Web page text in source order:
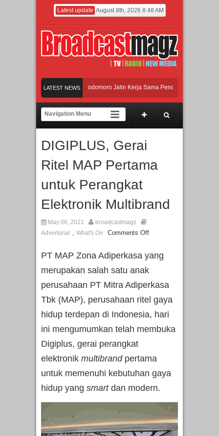
Latest update August 8th, 2026 8:48 AM
LATEST NEWS
UI dan Universitas Agung Podomoro Jalin Kerja Sama Pendidikan dan Riset
Meramaikan Jakarta dengan Ribuan Mainan dan Produk Bayi dari Seluruh
UI dan Universitas Agung Podomoro Jalin Kerja Sama Pendidikan dan Riset
DIGIPLUS, Gerai
Ritel MAP Pertama
untuk Perangkat
Elektronik Multibrand
May 06, 2021
broadcastmagz
Advertorial
, What's On Comments Off
PT MAP Zona Adiperkasa yang
merupakan salah satu anak
perusahaan PT Mitra Adiperkasa
Tbk (MAP), perusahaan ritel gaya
hidup terdepan di Indonesia, hari
ini mengumumkan telah membuka
Digiplus, gerai perangkat
elektronik multibrandpertama
untuk memenuhi kebutuhan gaya
hidup yang smartdan modern.